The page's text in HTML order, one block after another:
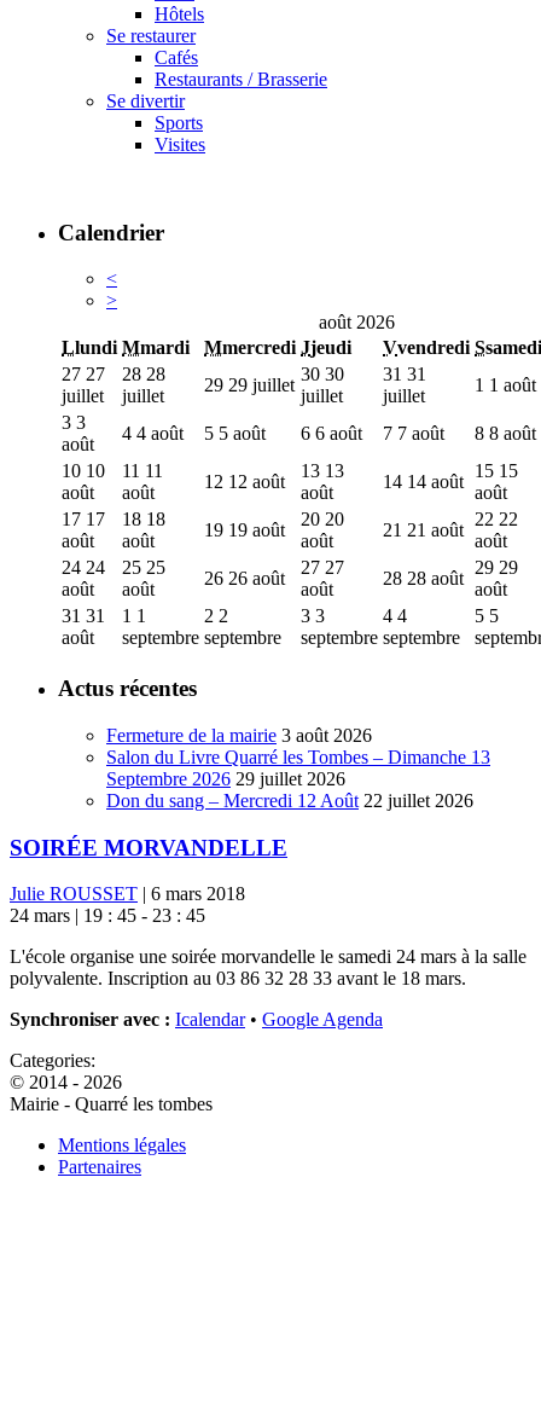
Hôtels
Se restaurer
Cafés
Restaurants / Brasserie
Se divertir
Sports
Visites
Calendrier
<
>
août 2026
Llundi Mmardi Mmercredi Jjeudi Vvendredi Ssamedi
27 27
juillet
28 28
juillet
29 29 juillet
30 30
juillet
31 31
juillet
1 1 août
3 3
août
4 4 août 5 5 août 6 6 août 7 7 août 8 8 août
10 10
août
11 11
août
12 12 août
13 13
août
14 14 août
15 15
août
17 17
août
18 18
août
19 19 août
20 20
août
21 21 août
22 22
août
24 24
août
25 25
août
26 26 août
27 27
août
28 28 août
29 29
août
31 31
août
1 1
septembre
2 2
septembre
3 3
septembre
4 4
septembre
5 5
Actus récentes
Fermeture de la mairie 3 août 2026
Salon du Livre Quarré les Tombes – Dimanche 13
Septembre 2026 29 juillet 2026
Don du sang – Mercredi 12 Août 22 juillet 2026
SOIRÉE MORVANDELLE
Julie ROUSSET | 6 mars 2018
24 mars | 19 : 45 - 23 : 45
L'école organise une soirée morvandelle le samedi 24 mars à la salle
polyvalente. Inscription au 03 86 32 28 33 avant le 18 mars.
Synchroniser avec : Icalendar• Google Agenda
Categories:
© 2014 - 2026
Mairie - Quarré les tombes
Mentions légales
Partenaires